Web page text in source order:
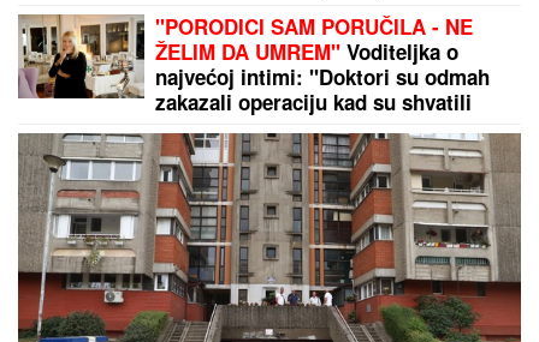
"PORODICI SAM PORUČILA - NE
ŽELIM DA UMREM" Voditeljka o
najvećoj intimi: "Doktori su odmah
zakazali operaciju kad su shvatili
stanje stvari", ovo je samo jednom
pričala